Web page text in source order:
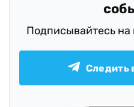
Подписывайтесь на
Следить